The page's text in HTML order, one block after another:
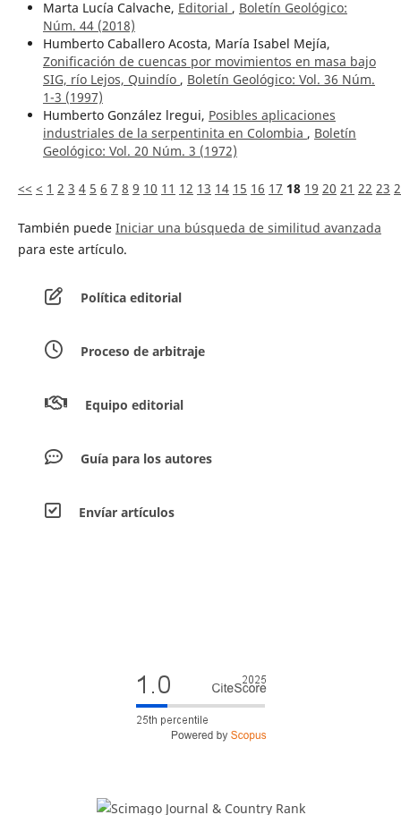
Marta Lucía Calvache, Editorial , Boletín Geológico:
Núm. 44 (2018)
Humberto Caballero Acosta, María Isabel Mejía,
Zonificación de cuencas por movimientos en masa bajo
SIG, río Lejos, Quindío , Boletín Geológico: Vol. 36 Núm.
1-3 (1997)
Humberto González lregui, Posibles aplicaciones
industriales de la serpentinita en Colombia , Boletín
Geológico: Vol. 20 Núm. 3 (1972)
<< < 1 2 3 4 5 6 7 8 9 10 11 12 13 14 15 16 17 18 19 20 21 22 23
También puede Iniciar una búsqueda de similitud avanzada
para este artículo.
Política editorial
Proceso de arbitraje
Equipo editorial
Guía para los autores
Envíar artículos